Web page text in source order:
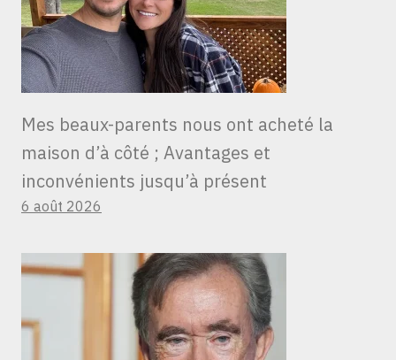
Mes beaux-parents nous ont acheté la
maison d’à côté ; Avantages et
inconvénients jusqu’à présent
6 août 2026